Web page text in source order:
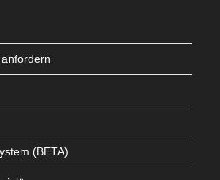
(BETA)